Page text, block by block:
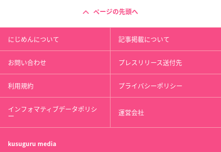
ページの先頭へ
にじめんについて 記事掲載について
お問い合わせ プレスリリース送付先
利用規約 プライバシーポリシー
インフォマティブデータポリシ
ー 運営会社
kusuguru media